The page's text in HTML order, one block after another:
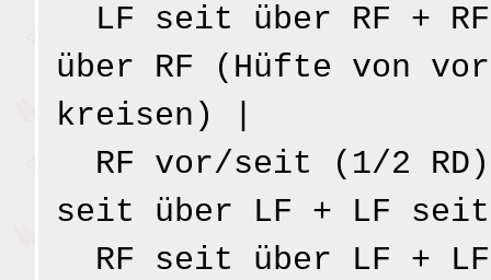
LF seit über RF +
über RF (Hüfte von
kreisen) |
RF vor/seit (1/2
seit über LF + LF
RF seit über LF +